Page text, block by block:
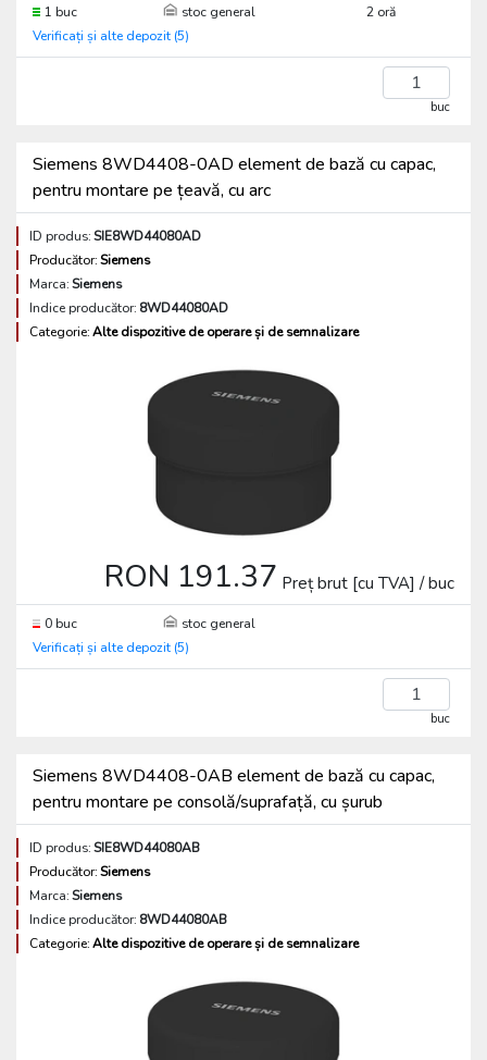
1 buc stoc general
2 oră
Verificați și alte depozit (5)
buc
Siemens 8WD4408-0AD element de bază cu capac,
pentru montare pe țeavă, cu arc
ID produs:SIE8WD44080AD
Producător:Siemens
Marca:Siemens
Indice producător: 8WD44080AD
Categorie:Alte dispozitive de operare și de semnalizare
RON 191.37 Preț brut [cu TVA] / buc
0 buc
stoc general
Verificați și alte depozit (5)
buc
Siemens 8WD4408-0AB element de bază cu capac,
pentru montare pe consolă/suprafață, cu șurub
ID produs:SIE8WD44080AB
Producător:Siemens
Marca:Siemens
Indice producător: 8WD44080AB
Categorie:Alte dispozitive de operare și de semnalizare